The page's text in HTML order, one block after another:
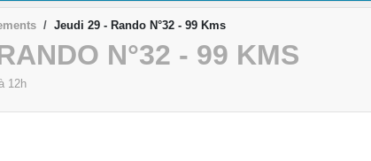
Jeudi 29 - Rando N°32 - 99 Kms
N°32 - 99 KMS
12h